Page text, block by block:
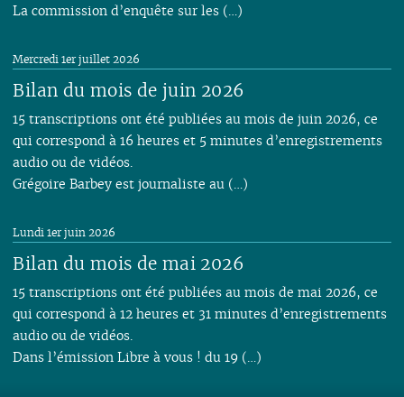
La commission d’enquête sur les (…)
Bilan du mois de juin 2026
Mercredi 1er juillet 2026
15 transcriptions ont été publiées au mois de juin 2026, ce
qui correspond à 16 heures et 5 minutes d’enregistrements
audio ou de vidéos.
Grégoire Barbey est journaliste au (…)
Bilan du mois de mai 2026
Lundi 1er juin 2026
15 transcriptions ont été publiées au mois de mai 2026, ce
qui correspond à 12 heures et 31 minutes d’enregistrements
audio ou de vidéos.
Dans l’émission Libre à vous ! du 19 (…)